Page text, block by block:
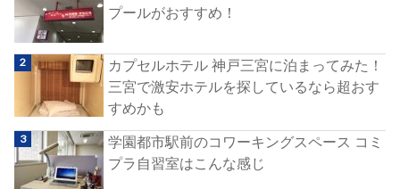
プールがおすすめ！
カプセルホテル 神戸三宮に泊まってみた！
三宮で激安ホテルを探しているなら超おす
すめかも
学園都市駅前のコワーキングスペース コミ
プラ自習室はこんな感じ